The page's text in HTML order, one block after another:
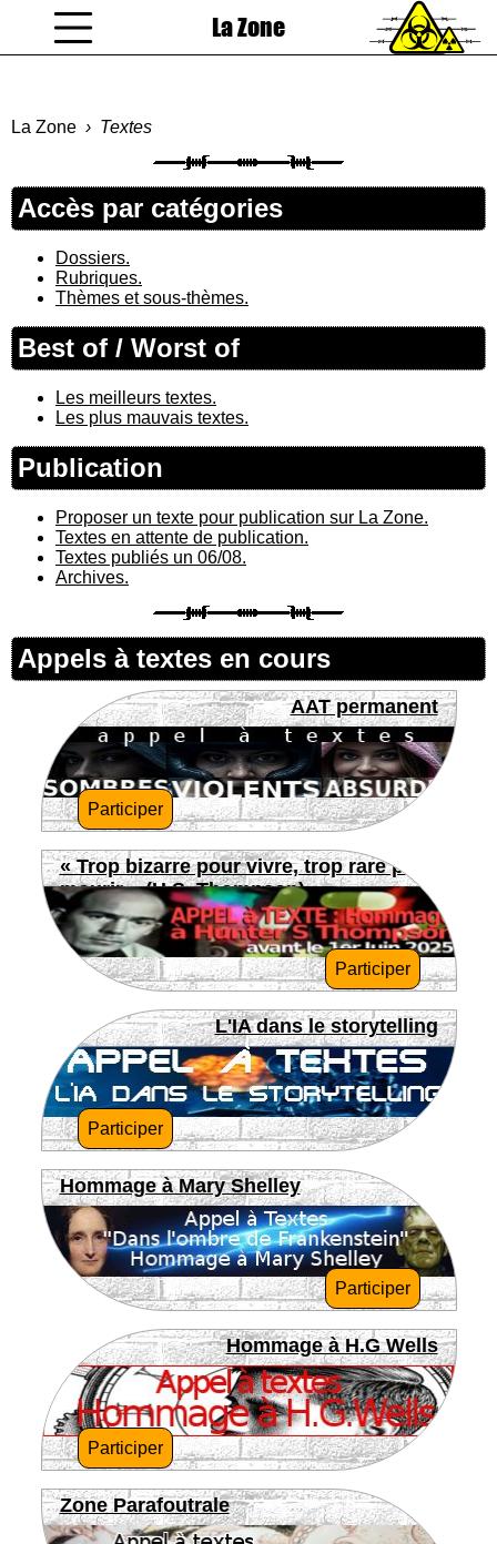
La Zone
La Zone Textes
Accès par catégories
Dossiers.
Rubriques.
Thèmes et sous-thèmes.
Best of / Worst of
Les meilleurs textes.
Les plus mauvais textes.
Publication
Proposer un texte pour publication sur La Zone.
Textes en attente de publication.
Textes publiés un 06/08.
Archives.
Appels à textes en cours
AAT permanent
Participer
« Trop bizarre pour vivre, trop rare pour
mourir » (H.S. Thompson)
Participer
L'IA dans le storytelling
Participer
Hommage à Mary Shelley
Participer
Hommage à H.G Wells
Participer
Zone Parafoutrale